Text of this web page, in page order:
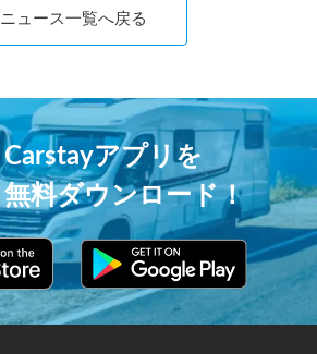
ニュース一覧へ戻る
Carstayアプリを
無料ダウンロード！